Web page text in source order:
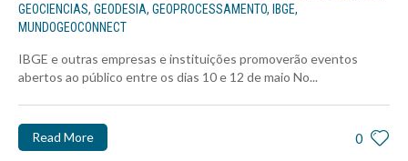
GEOCIENCIAS, GEODESIA, GEOPROCESSAMENTO, IBGE,
MUNDOGEOCONNECT
IBGE e outras empresas e instituições promoverão eventos
abertos ao público entre os dias 10 e 12 de maio No...
0
Read More